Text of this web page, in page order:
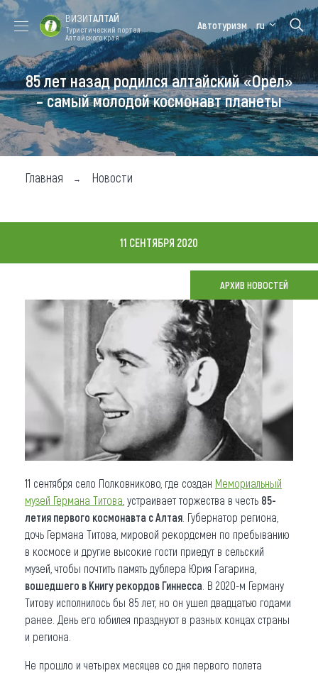
Форум VISIT
ALTAI
Цветение
маральника
Медицинский
форум
Алтайская
зимовка
Туры
Где побывать
Чем заняться
Где остановиться
Новости
Что привезти (сувениры)
О регионе
Коллекция впечатлений
Другие рубрики
ВИЗИТАЛТАЙ
Туристический портал
Алтайского края
Автотуризм ru
85 лет назад родился алтайский «Орел»
– самый молодой космонавт планеты
Главная Новости
11 СЕНТЯБРЯ 2020
АРХИВ НОВОСТЕЙ
11 сентября село Полковниково, где создан Мемориальный
музей Германа Титова , устраивает торжества в честь 85-
летия первого космонавта с Алтая . Губернатор региона,
дочь Германа Титова, мировой рекордсмен по пребыванию
в космосе и другие высокие гости приедут в сельский
музей, чтобы почтить память дублера Юрия Гагарина,
вошедшего в Книгу рекордов Гиннесса . В 2020-м Герману
Титову исполнилось бы 85 лет, но он ушел двадцатью годами
ранее. День его юбилея празднуют в разных концах страны
и региона.
Не прошло и четырех месяцев со дня первого полета